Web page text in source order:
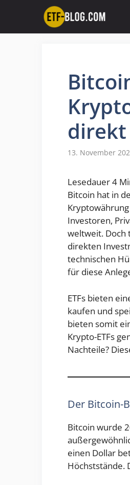
springen
direkt
13. November
Lesedauer4
Bitcoin hat in
Investoren,
weltweit. Doch
direkten
technischen
für diese
ETFs bieten
kaufen und
bieten somit
Krypto-ETFs
Nachteile?
Der Bitcoin-
Bitcoin wurde
einen Dollar
Höchststände.